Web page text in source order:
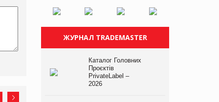
ЖУРНАЛ TRADEMASTER
Каталог Головних
Проєктів
PrivateLabel –
2026